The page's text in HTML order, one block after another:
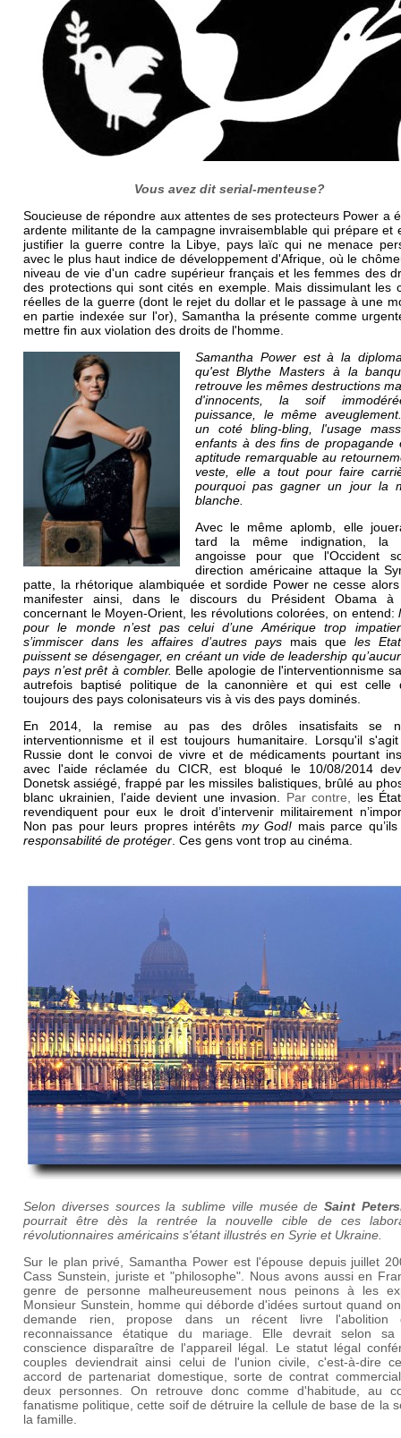
Vous avez dit serial-menteuse?
Soucieuse de répondre aux attentes de ses protecteurs Power a
ardente militante de la campagne invraisemblable qui prépare et
justifier la guerre contre la Libye, pays laïc qui ne menace
avec le plus haut indice de développement d'Afrique, où le
niveau de vie d'un cadre supérieur français et les femmes des
des protections qui sont cités en exemple. Mais dissimulant les
réelles de la guerre (dont le rejet du dollar et le passage à une
en partie indexée sur l'or), Samantha la présente comme
mettre fin aux violation des droits de l'homme.
Samantha Power est à la
qu'est Blythe Masters à la
retrouve les mêmes destructions
d'innocents, la soif
puissance, le même
un coté bling-bling, l'usage
enfants à des fins de propagande
aptitude remarquable au
veste, elle a tout pour faire
pourquoi pas gagner un jour la
blanche.
Avec le même aplomb, elle
tard la même indignation, la
angoisse pour que l'Occident
direction américaine attaque la
patte, la rhétorique alambiquée et sordide Power ne cesse
manifester ainsi, dans le discours du Président Obama à
concernant le Moyen-Orient, les révolutions colorées, on entend:
pour le monde n’est pas celui d’une Amérique trop
s’immiscer dans les affaires d’autres pays mais que les
puissent se désengager, en créant un vide de leadership
pays n’est prêt à combler. Belle apologie de l'interventionnisme
autrefois baptisé politique de la canonnière et qui est celle
toujours des pays colonisateurs vis à vis des pays dominés.
En 2014, la remise au pas des drôles insatisfaits se
interventionnisme et il est toujours humanitaire. Lorsqu'il
Russie dont le convoi de vivre et de médicaments pourtant
avec l'aide réclamée du CICR, est bloqué le 10/08/2014
Donetsk assiégé, frappé par les missiles balistiques, brûlé au
blanc ukrainien, l'aide devient une invasion. Par contre, les
revendiquent pour eux le droit d’intervenir militairement
Non pas pour leurs propres intérêts my God! mais parce
responsabilité de protéger . Ces gens vont trop au cinéma.
Selon diverses sources la sublime ville musée deSaint
pourrait être dès la rentrée la nouvelle cible de ces
révolutionnaires américains s'étant illustrés en Syrie et Ukraine.
Sur le plan privé, Samantha Power est l'épouse depuis juillet
Cass Sunstein, juriste et "philosophe". Nous avons aussi en
genre de personne malheureusement nous peinons à les
Monsieur Sunstein, homme qui déborde d'idées surtout quand
demande rien, propose dans un récent livre
reconnaissance étatique du mariage. Elle devrait selon sa
conscience disparaître de l'appareil légal. Le statut légal
couples deviendrait ainsi celui de l'union civile, c'est-à-dire
accord de partenariat domestique, sorte de contrat
deux personnes. On retrouve donc comme d'habitude, au
fanatisme politique, cette soif de détruire la cellule de base de la
la famille.